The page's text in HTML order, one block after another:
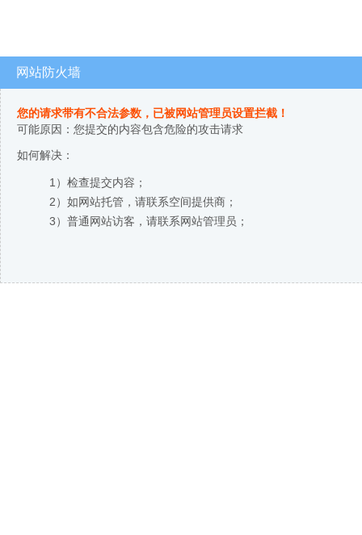
网站防火墙
您的请求带有不合法参数，已被网站管理员设置拦截！
可能原因：您提交的内容包含危险的攻击请求
如何解决：
1）检查提交内容；
2）如网站托管，请联系空间提供商；
3）普通网站访客，请联系网站管理员；